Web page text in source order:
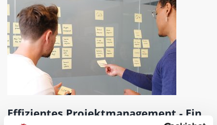
Effizientes Projektmanagement - Ein